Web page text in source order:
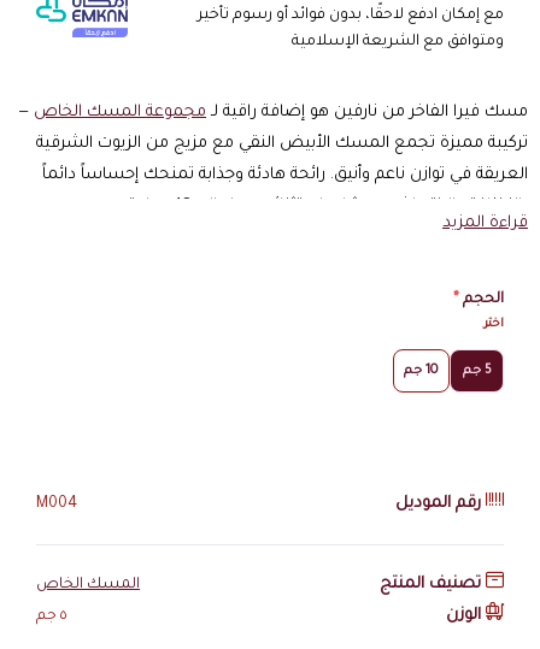
مع إمكان ادفع لاحقًا، بدون فوائد أو رسوم تأخير
ومتوافق مع الشريعة الإسلامية
مسك فيرا الفاخر من نارفين هو إضافة راقية لـ مجموعة المسك الخاص —
تركيبة مميزة تجمع المسك الأبيض النقي مع مزيج من الزيوت الشرقية
العريقة في توازن ناعم وأنيق. رائحة هادئة وجذابة تمنحك إحساساً دائماً
تفاصيل أساسية
النوع:مسك أبيض ممزوج بزيوت شرقية
التصنيف: مسك فاخر للجنسين
التغليف
زجاجة أنيقة بلمسات فاخرة
تصميم عملي مناسب للحمل والتنقل
مناسبة كهدية راقية
قراءة المزيد
الحجم *
اختر
5 جم 10 جم
رقم الموديل M004
تصنيف المنتج المسك الخاص
الوزن ٥ جم